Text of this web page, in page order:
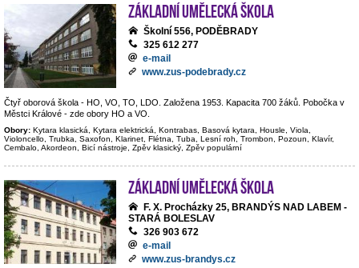
Základní umělecká škola
Školní 556, PODĚBRADY
325 612 277
e-mail
www.zus-podebrady.cz
Čtyř oborová škola - HO, VO, TO, LDO. Založena 1953. Kapacita 700 žáků. Pobočka v
Městci Králové - zde obory HO a VO.
Obory: Kytara klasická, Kytara elektrická, Kontrabas, Basová kytara, Housle, Viola,
Violoncello, Trubka, Saxofon, Klarinet, Flétna, Tuba, Lesní roh, Trombon, Pozoun, Klavír,
Cembalo, Akordeon, Bicí nástroje, Zpěv klasický, Zpěv populární
Základní umělecká škola
F. X. Procházky 25, BRANDÝS NAD LABEM -
STARÁ BOLESLAV
326 903 672
e-mail
www.zus-brandys.cz